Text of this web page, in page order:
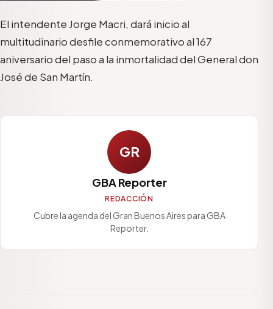
El intendente Jorge Macri, dará inicio al
multitudinario desfile conmemorativo al 167
aniversario del paso a la inmortalidad del General don
José de San Martín.
GR
GBA Reporter
REDACCIÓN
Cubre la agenda del Gran Buenos Aires para GBA
Reporter.